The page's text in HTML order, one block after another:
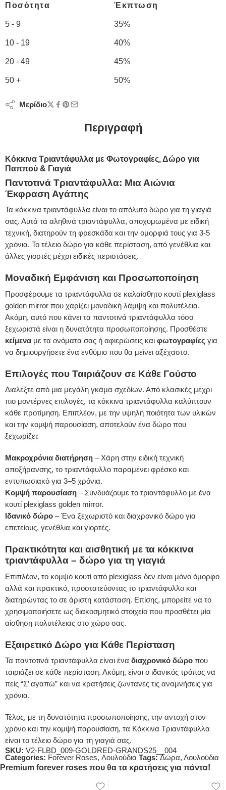
Ποσότητα Έκπτωση
5 - 9 35%
10 - 19 40%
20 - 49 45%
50 + 50%
Μερίδιο
Περιγραφή
Κόκκινα Τριαντάφυλλα με Φωτογραφίες, Δώρο για
Παππού & Γιαγιά
Παντοτινά Τριαντάφυλλα: Μια Αιώνια
Έκφραση Αγάπης
Τα κόκκινα τριαντάφυλλα είναι το απόλυτο δώρο για τη γιαγιά
σας. Αυτά τα αληθινά τριαντάφυλλα, αποχυμωμένα με ειδική
τεχνική, διατηρούν τη φρεσκάδα και την ομορφιά τους για 3-5
χρόνια. Το τέλειο δώρο για κάθε περίσταση, από γενέθλια και
άλλες γιορτές μέχρι ειδικές περιστάσεις.
Μοναδική Εμφάνιση και Προσωποποίηση
Προσφέρουμε τα τριαντάφυλλα σε καλαίσθητο κουτί plexiglass
golden mirror που χαρίζει μοναδική λάμψη και πολυτέλεια.
Ακόμη, αυτό που κάνει τα παντοτινά τριαντάφυλλα τόσο
ξεχωριστά είναι η δυνατότητα προσωποποίησης. Προσθέστε
κείμενα με τα ονόματα σας ή αφιερώσεις και φωτογραφίες για
να δημιουργήσετε ένα ενθύμιο που θα μείνει αξέχαστο.
Επιλογές που Ταιριάζουν σε Κάθε Γούστο
Διαλέξτε από μια μεγάλη γκάμα σχεδίων. Από κλασικές μέχρι
πιο μοντέρνες επιλογές, τα κόκκινα τριαντάφυλλα καλύπτουν
κάθε προτίμηση. Επιπλέον, με την υψηλή ποιότητα των υλικών
και την κομψή παρουσίαση, αποτελούν ένα δώρο που
ξεχωρίζει:
Μακροχρόνια διατήρηση – Χάρη στην ειδική τεχνική
αποξήρανσης, το τριαντάφυλλο παραμένει φρέσκο και
εντυπωσιακό για 3–5 χρόνια.
Κομψή παρουσίαση – Συνδυάζουμε το τριαντάφυλλο με ένα
κουτί plexiglass golden mirror.
Ιδανικό δώρο – Ένα ξεχωριστό και διαχρονικό δώρο για
επετείους, γενέθλια και γιορτές.
Πρακτικότητα και αισθητική με τα κόκκινα
τριαντάφυλλα – δώρο για τη γιαγιά
Επιπλέον, το κομψό κουτί από plexiglass δεν είναι μόνο όμορφο
αλλά και πρακτικό, προστατεύοντας το τριαντάφυλλο και
διατηρώντας το σε άριστη κατάσταση. Επίσης, μπορείτε να το
χρησιμοποιήσετε ως διακοσμητικό στοιχείο που προσθέτει μία
αίσθηση πολυτέλειας στο χώρο σας.
Εξαιρετικό Δώρο για Κάθε Περίσταση
Τα παντοτινά τριαντάφυλλα είναι ένα διαχρονικό δώρο που
ταιριάζει σε κάθε περίσταση. Ακόμη, είναι ο ιδανικός τρόπος να
πείς “Σ’ αγαπώ” και να κρατήσεις ζωντανές τις αναμνήσεις για
χρόνια.
Τέλος, με τη δυνατότητα προσωποποίησης, την αντοχή στον
χρόνο και την κομψή παρουσίαση, τα Κόκκινα Τριαντάφυλλα
είναι το τέλειο δώρο για τη γιαγιά σας.
SKU: V2-FLBD_009-GOLDRED-GRANDS25__004
Categories: Forever Roses, Λουλούδια Tags: Δώρα, Λουλούδια
Premium forever roses που θα τα κρατήσεις για πάντα!